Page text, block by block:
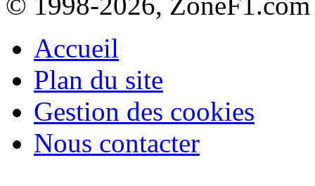
Accueil
Plan du site
Gestion des cookies
Nous contacter